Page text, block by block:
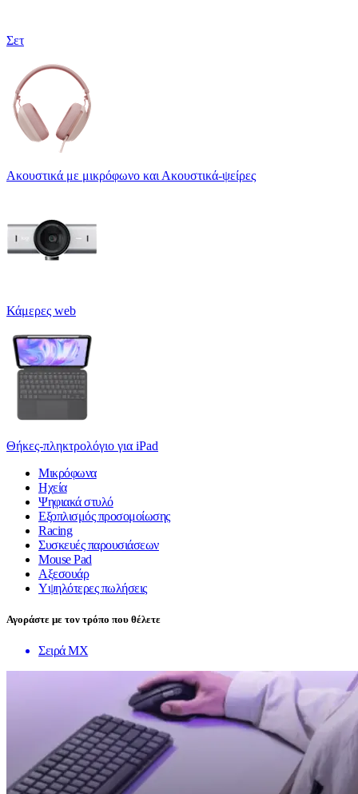
Σετ
Ακουστικά με μικρόφωνο και Ακουστικά-ψείρες
Κάμερες web
Θήκες-πληκτρολόγιο για iPad
Μικρόφωνα
Ηχεία
Ψηφιακά στυλό
Εξοπλισμός προσομοίωσης
Racing
Συσκευές παρουσιάσεων
Mouse Pad
Αξεσουάρ
Υψηλότερες πωλήσεις
Αγοράστε με τον τρόπο που θέλετε
Σειρά MX